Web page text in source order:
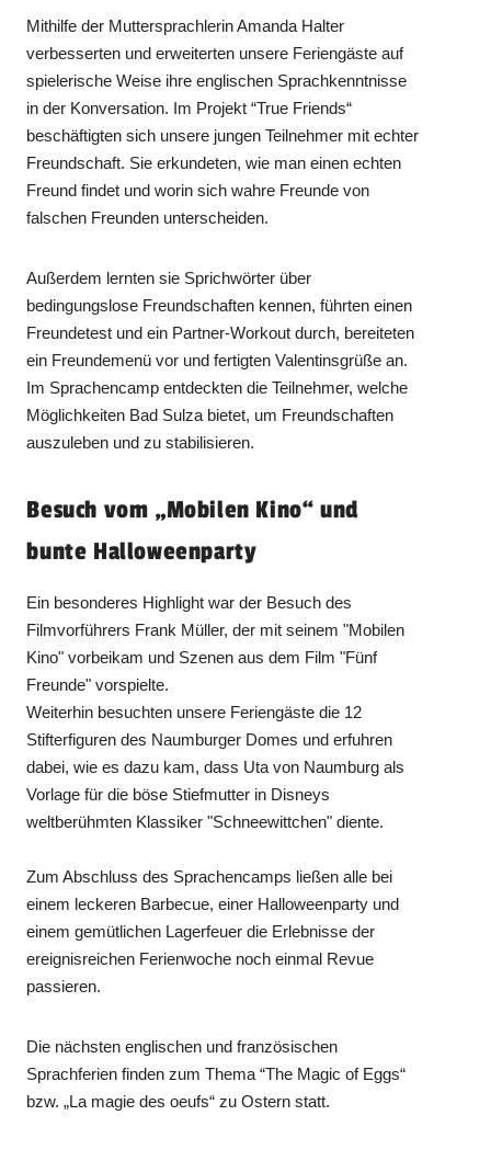
Mithilfe der Muttersprachlerin Amanda Halter
verbesserten und erweiterten unsere Feriengäste auf
spielerische Weise ihre englischen Sprachkenntnisse
in der Konversation. Im Projekt “True Friends“
beschäftigten sich unsere jungen Teilnehmer mit echter
Freundschaft. Sie erkundeten, wie man einen echten
Freund findet und worin sich wahre Freunde von
falschen Freunden unterscheiden.
Außerdem lernten sie Sprichwörter über
bedingungslose Freundschaften kennen, führten einen
Freundetest und ein Partner-Workout durch, bereiteten
ein Freundemenü vor und fertigten Valentinsgrüße an.
Im Sprachencamp entdeckten die Teilnehmer, welche
Möglichkeiten Bad Sulza bietet, um Freundschaften
auszuleben und zu stabilisieren.
Besuch vom „Mobilen Kino“ und
bunte Halloweenparty
Ein besonderes Highlight war der Besuch des
Filmvorführers Frank Müller, der mit seinem "Mobilen
Kino" vorbeikam und Szenen aus dem Film "Fünf
Freunde" vorspielte.
Weiterhin besuchten unsere Feriengäste die 12
Stifterfiguren des Naumburger Domes und erfuhren
dabei, wie es dazu kam, dass Uta von Naumburg als
Vorlage für die böse Stiefmutter in Disneys
weltberühmten Klassiker "Schneewittchen" diente.
Zum Abschluss des Sprachencamps ließen alle bei
einem leckeren Barbecue, einer Halloweenparty und
einem gemütlichen Lagerfeuer die Erlebnisse der
ereignisreichen Ferienwoche noch einmal Revue
passieren.
Die nächsten englischen und französischen
Sprachferien finden zum Thema “The Magic of Eggs“
bzw. „La magie des oeufs“ zu Ostern statt.